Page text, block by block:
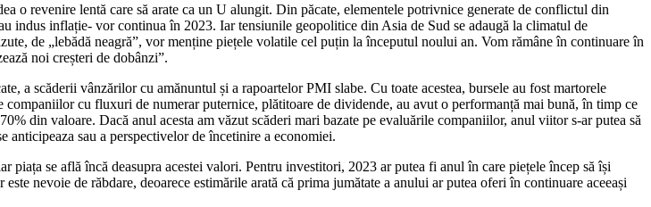
o revenire lentă care să arate ca un U alungit. Din păcate, elementele potrivnice generate de conflictul din
indus inflație- vor continua în 2023. Iar tensiunile geopolitice din Asia de Sud se adaugă la climatul de
de „lebădă neagră”, vor menține piețele volatile cel puțin la începutul noului an. Vom rămâne în continuare în
noi creșteri de dobânzi”.
scăderii vânzărilor cu amănuntul și a rapoartelor PMI slabe. Cu toate acestea, bursele au fost martorele
cu fluxuri de numerar puternice, plătitoare de dividende, au avut o performanță mai bună, în timp ce
din valoare. Dacă anul acesta am văzut scăderi mari bazate pe evaluările companiilor, anul viitor s-ar putea să
anticipeaza sau a perspectivelor de încetinire a economiei.
se află încă deasupra acestei valori. Pentru investitori, 2023 ar putea fi anul în care piețele încep să își
nevoie de răbdare, deoarece estimările arată că prima jumătate a anului ar putea oferi în continuare aceeași